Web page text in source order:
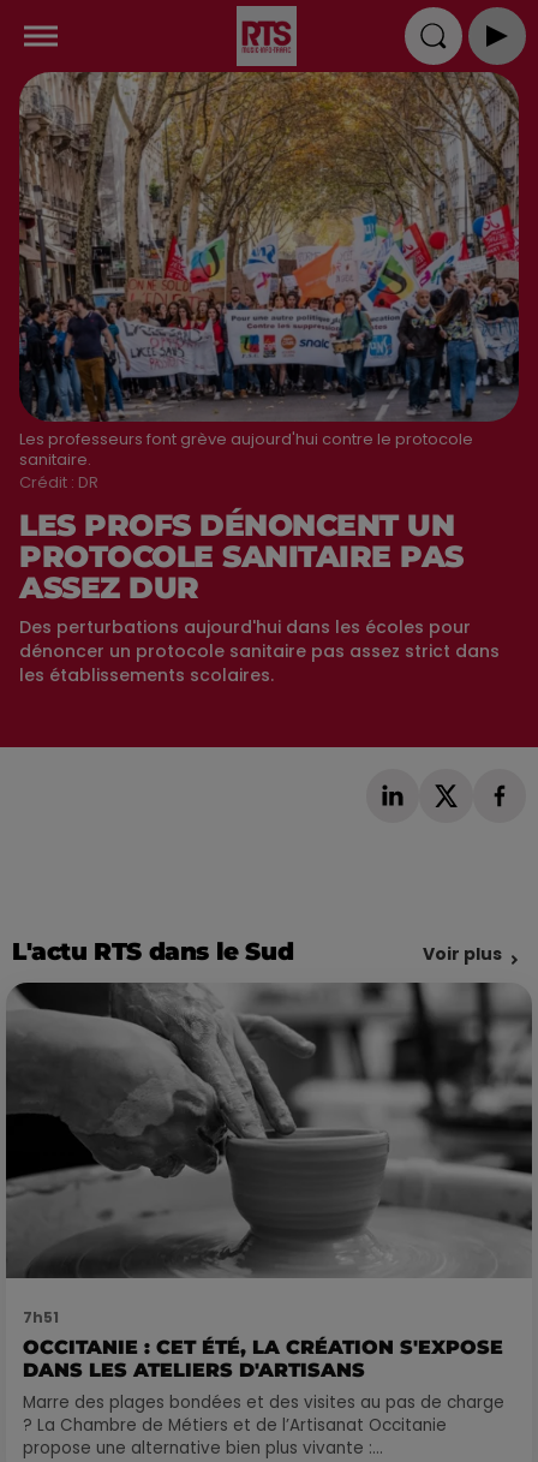
Les professeurs font grève aujourd'hui contre le protocole
sanitaire.
Crédit : DR
LES PROFS DÉNONCENT UN
PROTOCOLE SANITAIRE PAS
ASSEZ DUR
Des perturbations aujourd'hui dans les écoles pour
dénoncer un protocole sanitaire pas assez strict dans
les établissements scolaires.
L'actu RTS dans le Sud Voir plus
7h51
OCCITANIE : CET ÉTÉ, LA CRÉATION S'EXPOSE
DANS LES ATELIERS D'ARTISANS
Marre des plages bondées et des visites au pas de charge
? La Chambre de Métiers et de l’Artisanat Occitanie
propose une alternative bien plus vivante :...